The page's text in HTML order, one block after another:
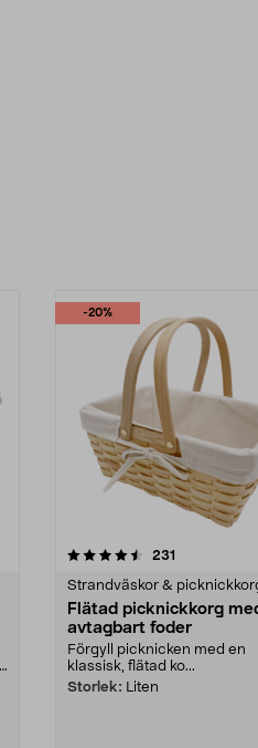
-20%
231
Strandväskor &
Flätad picknickkorg
avtagbart foder
Förgyll picknicken med en
klassisk, flätad ko...
Storlek: Liten
4.5 av 5 stjärnor